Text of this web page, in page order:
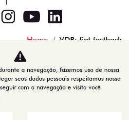
Home VDP: fiat fastback
Seu bem maior é a vida.
a navegação, fazemos uso de nossa
seus dados pessoais respeitamos nossa
com a navegação e visita você